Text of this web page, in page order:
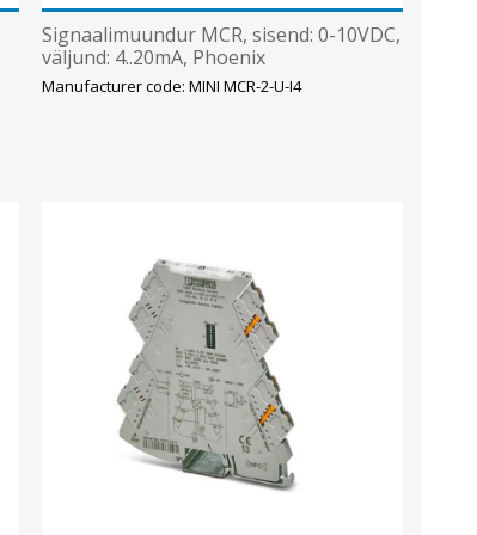
Signaalimuundur MCR, sisend: 0-10VDC,
väljund: 4..20mA, Phoenix
Manufacturer code: MINI MCR-2-U-I4